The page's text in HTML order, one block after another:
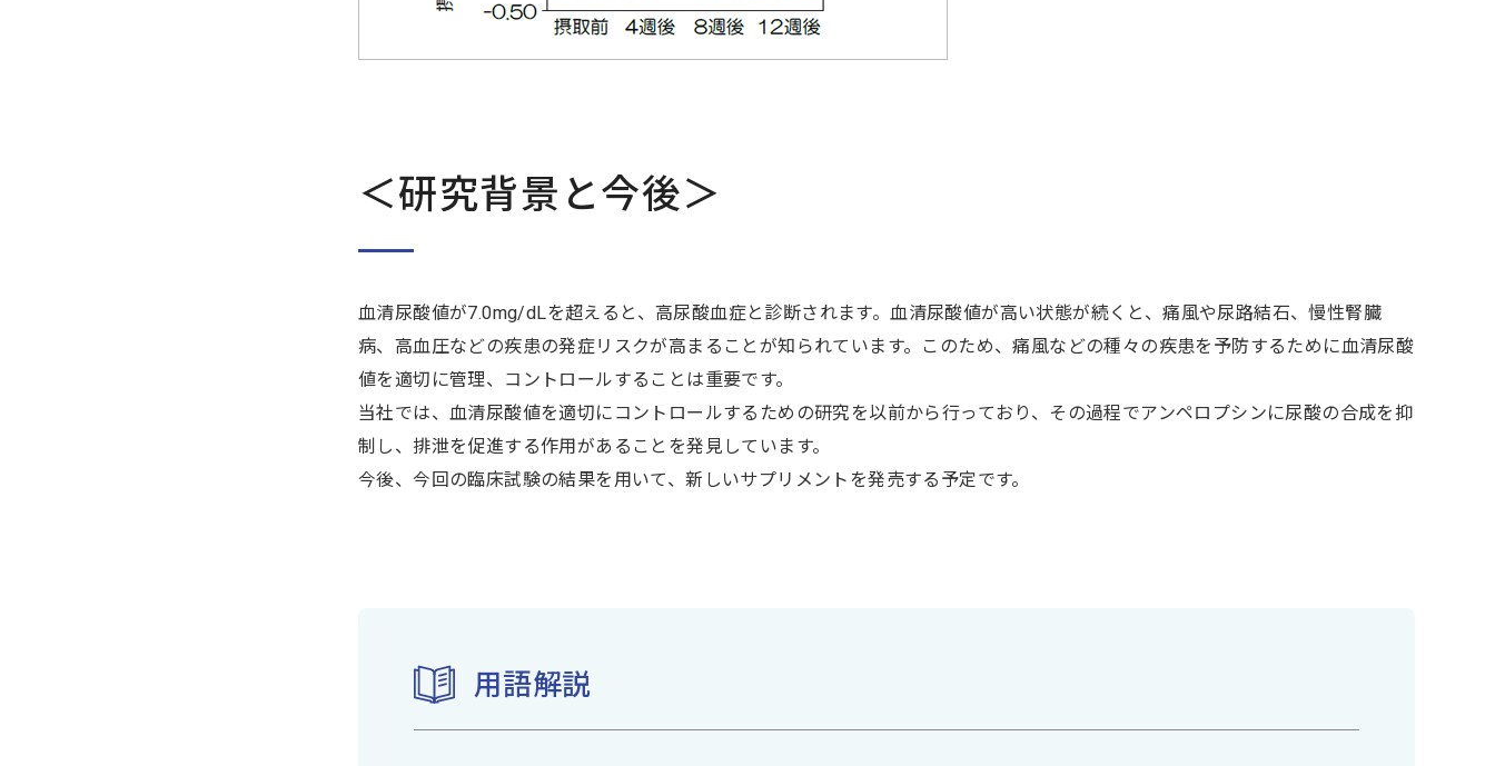
＜研究背景と今後＞
血清尿酸値が7.0mg/dLを超えると、高尿酸血症と診断されます。血清尿酸値が高い状態が続くと、痛風や尿路結石、慢性腎臓
病、高血圧などの疾患の発症リスクが高まることが知られています。このため、痛風などの種々の疾患を予防するために血清尿酸
値を適切に管理、コントロールすることは重要です。
当社では、血清尿酸値を適切にコントロールするための研究を以前から行っており、その過程でアンペロプシンに尿酸の合成を抑
制し、排泄を促進する作用があることを発見しています。
今後、今回の臨床試験の結果を用いて、新しいサプリメントを発売する予定です。
用語解説